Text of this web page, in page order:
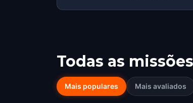
Todas as
Mais populares Mais avaliados